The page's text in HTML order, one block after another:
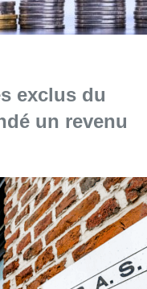
exclus du
un revenu